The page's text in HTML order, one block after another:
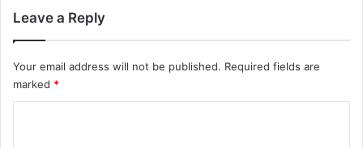
Leave a Reply
Your email address will not be published. Required fields are
marked *